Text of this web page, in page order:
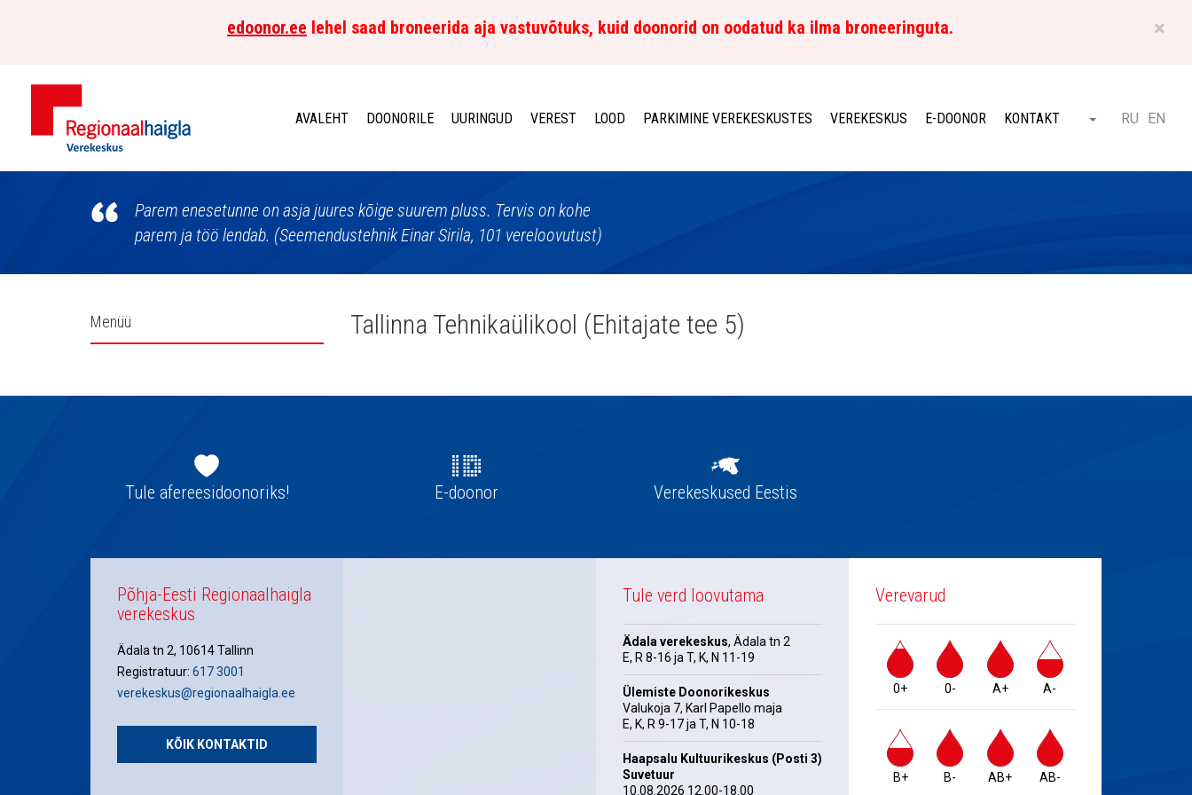
×
edoonor.ee lehel saad broneerida aja vastuvõtuks, kuid doonorid on oodatud ka ilma broneeringuta.
Põhja-
AVALEHT DOONORILE UURINGUD VEREST LOOD PARKIMINE VEREKESKUSTES VEREKESKUS E-DOONOR KONTAKT Otsi ET
RU EN
Parem enesetunne on asja juures kõige suurem pluss. Tervis on kohe
parem ja töö lendab. (Seemendustehnik Einar Sirila, 101 vereloovutust)
Külgpaani
Menüü Tallinna Tehnikaülikool (Ehitajate tee 5)
navigatsioonTule afereesidoonoriks! E-doonor Verekeskused Eestis
Põhja-Eesti Regionaalhaigla
verekeskus
Ädala tn 2, 10614 Tallinn
Registratuur: 617 3001
verekeskus@regionaalhaigla.ee
KÕIK KONTAKTID
Tule verd loovutama
Ädala verekeskus, Ädala tn 2
E, R 8-16 ja T, K, N 11-19
Ülemiste Doonorikeskus
Valukoja 7, Karl Papello maja
E, K, R 9-17 ja T, N 10-18
Haapsalu Kultuurikeskus (Posti 3)
Suvetuur
10.08.2026 12.00-18.00
Verevarud
0+ 0- A+ A-
B+ B- AB+ AB-